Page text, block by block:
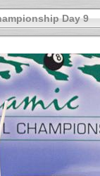
Day 9